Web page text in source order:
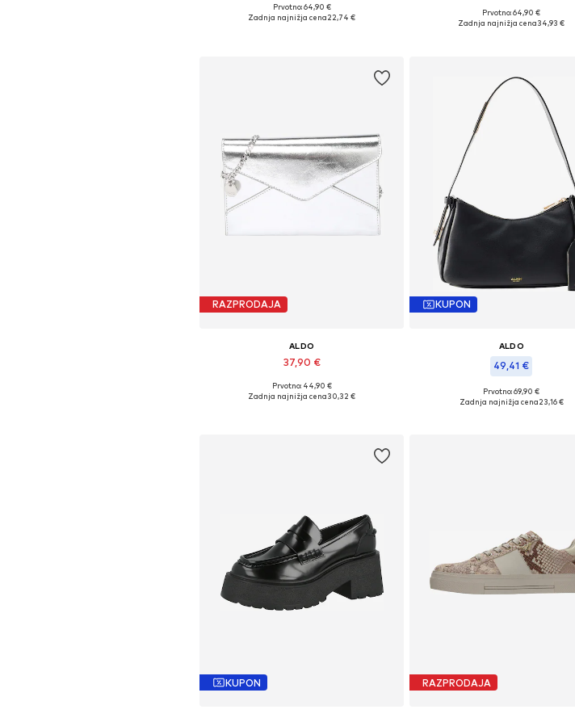
Razpoložljive velikosti: One Size
Prvotno: 64,90 €
Zadnja najnižja cena22,74 € Razpoložljive velikosti: One Size
Prvotno: 64,90 €
Zadnja najnižja cena34,93 €
RAZPRODAJA
ALDO
37,90 €
Razpoložljive velikosti: One Size
Prvotno: 44,90 €
Zadnja najnižja cena30,32 €
KUPON
ALDO
49,41 €
Razpoložljive velikosti: One Size
Prvotno: 69,90 €
Zadnja najnižja cena23,16 €
KUPON RAZPRODAJA